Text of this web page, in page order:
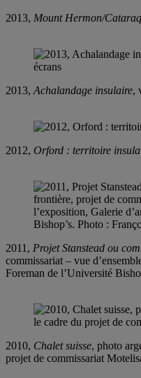
2013, Mount Hermon/
2013,Achalandage insulaire,
2012, Orford : territoire
2011, Projet Stanstead ou
commissariat – vue
Foreman de l’Université
2010, Chalet suisse, photo
projet de commissariat